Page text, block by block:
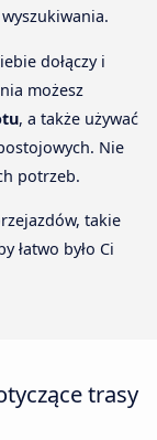
dołączy i
możesz
, a także używać
Nie
potrzeb.
takie
łatwo było Ci
trasy